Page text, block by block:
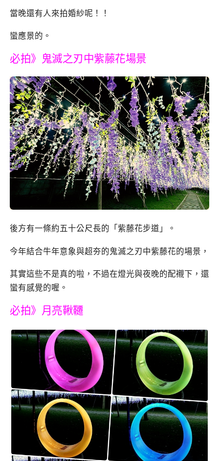
當晚還有人來拍婚紗呢！！
蠻應景的。
必拍》鬼滅之刃中紫藤花場景
後方有一條約五十公尺長的「紫藤花步道」。
今年結合牛年意象與超夯的鬼滅之刃中紫藤花的場景，
其實這些不是真的啦，不過在燈光與夜晚的配襯下，還
蠻有感覺的喔。
必拍》月亮鞦韆